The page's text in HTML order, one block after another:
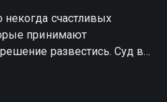
счастливых
принимают
развестись. Суд в
разбирает семейные